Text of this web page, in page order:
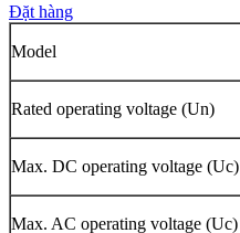
Đặt hàng
Model
Rated operating voltage (Un)
Max. DC operating voltage (Uc)
Max. AC operating voltage (Uc)